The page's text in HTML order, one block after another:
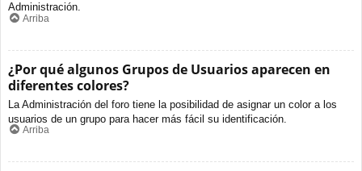
Administración.
Arriba
¿Por qué algunos Grupos de Usuarios aparecen en
diferentes colores?
La Administración del foro tiene la posibilidad de asignar un color a los
usuarios de un grupo para hacer más fácil su identificación.
Arriba